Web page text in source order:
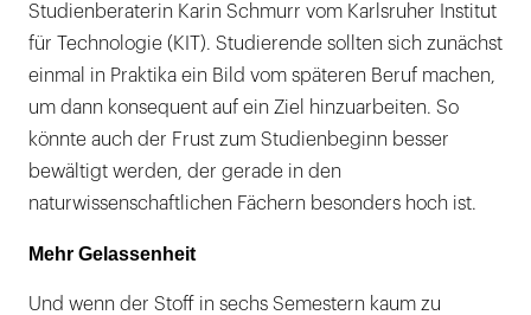
Studienberaterin Karin Schmurr vom Karlsruher Institut
für Technologie (KIT). Studierende sollten sich zunächst
einmal in Praktika ein Bild vom späteren Beruf machen,
um dann konsequent auf ein Ziel hinzuarbeiten. So
könnte auch der Frust zum Studienbeginn besser
bewältigt werden, der gerade in den
naturwissenschaftlichen Fächern besonders hoch ist.
Mehr Gelassenheit
Und wenn der Stoff in sechs Semestern kaum zu